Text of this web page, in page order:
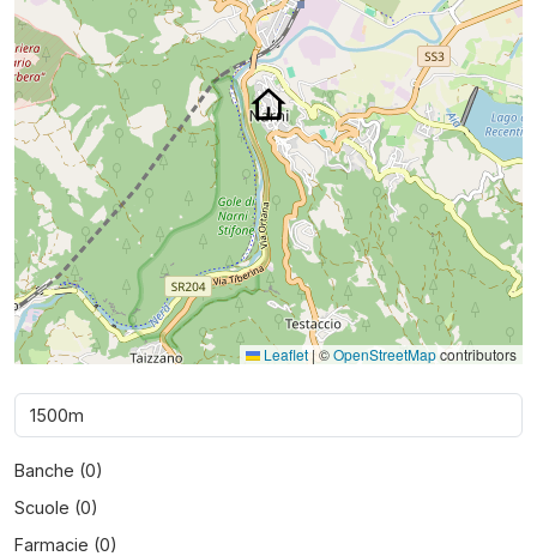
Leaflet|©OpenStreetMapcontributors
Banche (0)
Scuole (0)
Farmacie (0)